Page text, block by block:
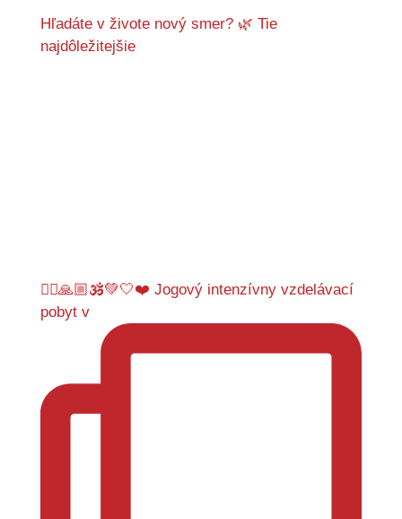
Hľadáte v živote nový smer? 🌿 Tie
najdôležitejšie
🤸‍♂️🙏🏼🕉️💚🤍❤️ Jogový intenzívny vzdelávací
pobyt v